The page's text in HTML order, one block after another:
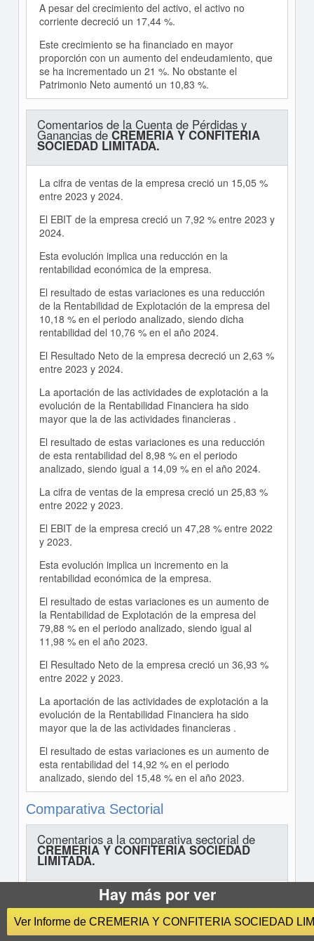
A pesar del crecimiento del activo, el activo no
corriente decreció un 17,44 %.
Este crecimiento se ha financiado en mayor
proporción con un aumento del endeudamiento, que
se ha incrementado un 21 %. No obstante el
Patrimonio Neto aumentó un 10,83 %.
Comentarios de la Cuenta de Pérdidas y
Ganancias deCREMERIA Y CONFITERIA
SOCIEDAD LIMITADA.
La cifra de ventas de la empresa creció un 15,05 %
entre 2023 y 2024.
El EBIT de la empresa creció un 7,92 % entre 2023 y
2024.
Esta evolución implica una reducción en la
rentabilidad económica de la empresa.
El resultado de estas variaciones es una reducción
de la Rentabilidad de Explotación de la empresa del
10,18 % en el periodo analizado, siendo dicha
rentabilidad del 10,76 % en el año 2024.
El Resultado Neto de la empresa decreció un 2,63 %
entre 2023 y 2024.
La aportación de las actividades de explotación a la
evolución de la Rentabilidad Financiera ha sido
mayor que la de las actividades financieras .
El resultado de estas variaciones es una reducción
de esta rentabilidad del 8,98 % en el periodo
analizado, siendo igual a 14,09 % en el año 2024.
La cifra de ventas de la empresa creció un 25,83 %
entre 2022 y 2023.
El EBIT de la empresa creció un 47,28 % entre 2022
y 2023.
Esta evolución implica un incremento en la
rentabilidad económica de la empresa.
El resultado de estas variaciones es un aumento de
la Rentabilidad de Explotación de la empresa del
79,88 % en el periodo analizado, siendo igual al
11,98 % en el año 2023.
El Resultado Neto de la empresa creció un 36,93 %
entre 2022 y 2023.
La aportación de las actividades de explotación a la
evolución de la Rentabilidad Financiera ha sido
mayor que la de las actividades financieras .
El resultado de estas variaciones es un aumento de
esta rentabilidad del 14,92 % en el periodo
analizado, siendo del 15,48 % en el año 2023.
Comparativa Sectorial
Comentarios a la comparativa sectorial de
CREMERIA Y CONFITERIA SOCIEDAD
LIMITADA.
En comparación con su sector, el activo de la
empresa muestra una menor proporción de Activo
no corriente. En concreto, la diferencia con la media
del sector es de -31,53 %.
Hay más por ver
Ver Informe de CREMERIA Y CONFITERIA SOCIEDAD